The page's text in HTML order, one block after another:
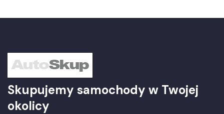
Skupujemy samochody w Twojej
okolicy